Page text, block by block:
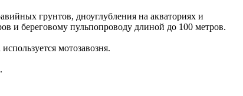
грунтов, дноуглубления на акваториях и
и береговому пульпопроводу длиной до 100 метров.
мотозавозня.